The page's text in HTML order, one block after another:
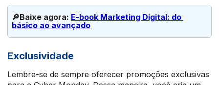
🔎Baixe agora: E-book Marketing Digital: do
básico ao avançado
Exclusividade
Lembre-se de sempre oferecer promoções exclusivas